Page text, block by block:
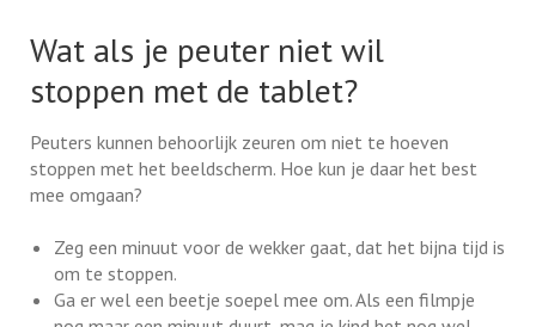
Wat als je peuter niet wil
stoppen met de tablet?
Peuters kunnen behoorlijk zeuren om niet te hoeven
stoppen met het beeldscherm. Hoe kun je daar het best
mee omgaan?
Zeg een minuut voor de wekker gaat, dat het bijna tijd is
om te stoppen.
Ga er wel een beetje soepel mee om. Als een filmpje